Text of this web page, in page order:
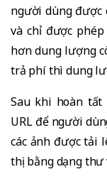
người dùng
và chỉ được
hơn dung lượng
trả phí thì dung
Sau khi hoàn
URL để người
các ảnh được tải
thị bằng dạng thư